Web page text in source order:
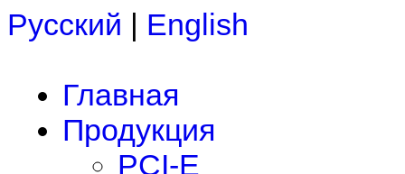
Русский | English
Главная
Продукция
PCI-E